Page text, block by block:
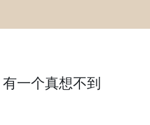
一个真想不到